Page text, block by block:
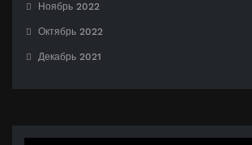
Ноябрь 2022
Октябрь 2022
Декабрь 2021